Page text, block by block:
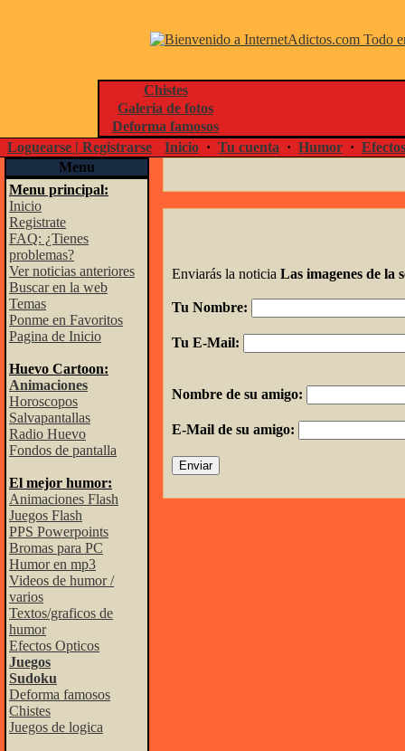
Chistes
Galeria de fotos
Deforma famosos
Loguearse | Registrarse
Inicio · Tu cuenta · Humor ·
Menu
Menu principal:
Inicio
Registrate
FAQ: ¿Tienes
problemas?
Ver noticias anteriores
Buscar en la web
Temas
Ponme en Favoritos
Pagina de Inicio
Huevo Cartoon:
Animaciones
Horoscopos
Salvapantallas
Radio Huevo
Fondos de pantalla
El mejor humor:
Animaciones Flash
Juegos Flash
PPS Powerpoints
Bromas para PC
Humor en mp3
Videos de humor /
varios
Textos/graficos de
humor
Efectos Opticos
Juegos
Sudoku
Deforma famosos
Chistes
Juegos de logica
Enviarás la noticia Las imagenes de la
Tu Nombre:
Tu E-Mail:
Nombre de su amigo:
E-Mail de su amigo: